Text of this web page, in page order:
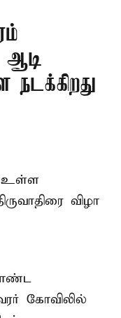
ஆடி
நடக்கிறது
உள்ள
விழா
கோவிலில்